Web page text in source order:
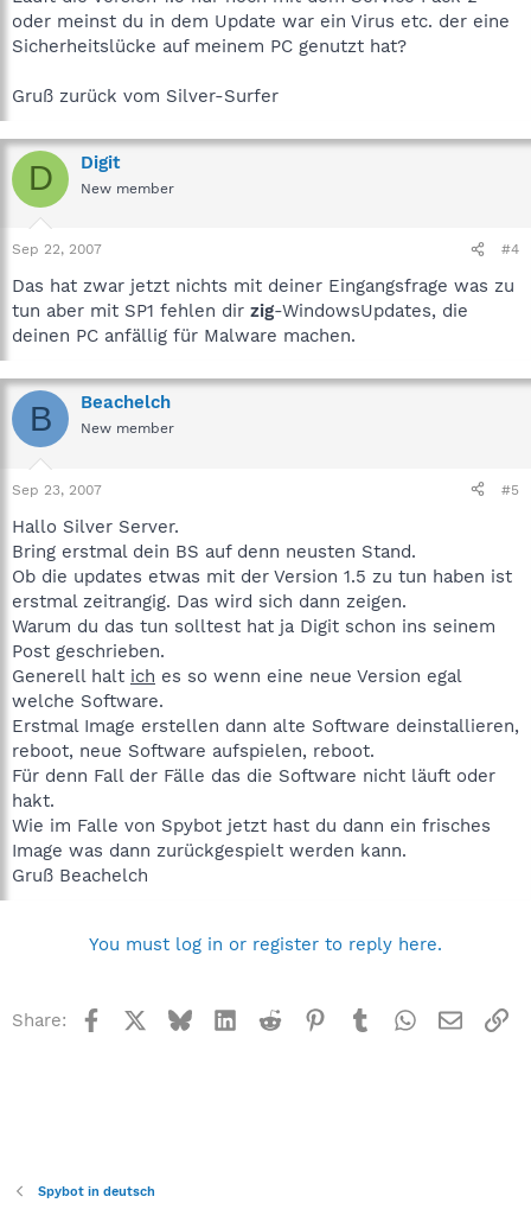
oder meinst du in dem Update war ein Virus etc. der eine
Sicherheitslücke auf meinem PC genutzt hat?
Gruß zurück vom Silver-Surfer
D Digit
New member
Sep 22, 2007 #4
Das hat zwar jetzt nichts mit deiner Eingangsfrage was zu
tun aber mit SP1 fehlen dir zig-WindowsUpdates, die
deinen PC anfällig für Malware machen.
B Beachelch
New member
Sep 23, 2007 #5
Hallo Silver Server.
Bring erstmal dein BS auf denn neusten Stand.
Ob die updates etwas mit der Version 1.5 zu tun haben ist
erstmal zeitrangig. Das wird sich dann zeigen.
Warum du das tun solltest hat ja Digit schon ins seinem
Post geschrieben.
Generell halt ich es so wenn eine neue Version egal
welche Software.
Erstmal Image erstellen dann alte Software deinstallieren,
reboot, neue Software aufspielen, reboot.
Für denn Fall der Fälle das die Software nicht läuft oder
hakt.
Wie im Falle von Spybot jetzt hast du dann ein frisches
Image was dann zurückgespielt werden kann.
Gruß Beachelch
You must log in or register to reply here.
Share: Facebook BlueskyLinkedInReddit Pinterest
TumblrWhatsApp
Email
Spybot in deutsch